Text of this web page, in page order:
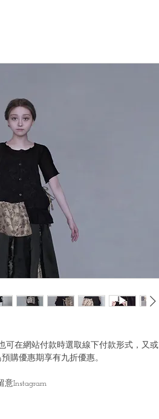
可在網站付款時選取線下付款形式，又或
購優惠期享有九折優惠。
Instagram